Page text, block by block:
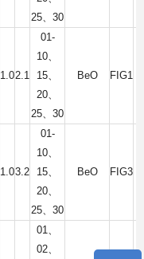
25、 30
1.02.1
01-
10、
15、
20、
25、 30
BeO FIG1
1.03.2
01-
10、
15、
20、
25、 30
BeO FIG3
01、
02、